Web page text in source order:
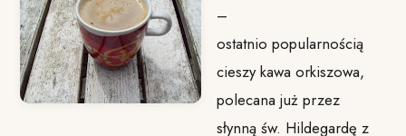
–
ostatnio popularnością
cieszy kawa orkiszowa,
polecana już przez
słynną św. Hildegardę z